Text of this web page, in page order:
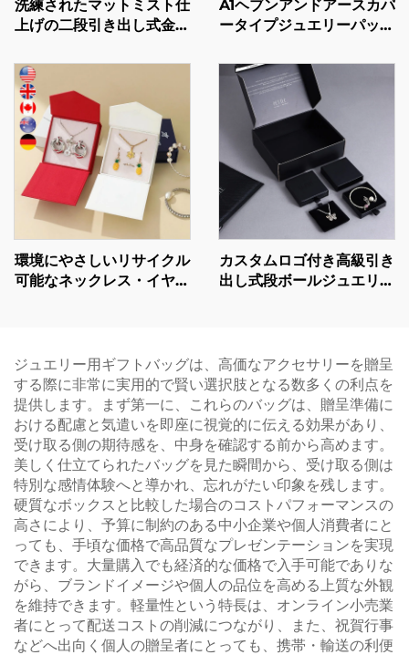
洗練されたマットミスト仕
上げの二段引き出し式金庫
ブランドサイン入りジュエ
リーブランド向け先進的ア
イデンティティボックス
A1ヘブンアンドアースカバ
ータイプジュエリーパッケ
クレス用）｜カスタムサイ
ズ・形状対応｜アートペー
パー／段ボール素材｜スポ
ット卸売
環境にやさしいリサイクル
可能なネックレス・イヤリ
ル製ジュエリーケース。ギ
フト・小売向け、即納可
能。
カスタムロゴ付き高級引き
出し式段ボールジュエリー
ット用パッケージ
ジュエリー用ギフトバッグは、高価なアクセサリーを贈呈
する際に非常に実用的で賢い選択肢となる数多くの利点を
提供します。まず第一に、これらのバッグは、贈呈準備に
おける配慮と気遣いを即座に視覚的に伝える効果があり、
受け取る側の期待感を、中身を確認する前から高めます。
美しく仕立てられたバッグを見た瞬間から、受け取る側は
特別な感情体験へと導かれ、忘れがたい印象を残します。
硬質なボックスと比較した場合のコストパフォーマンスの
高さにより、予算に制約のある中小企業や個人消費者にと
っても、手頃な価格で高品質なプレゼンテーションを実現
できます。大量購入でも経済的な価格で入手可能でありな
がら、ブランドイメージや個人の品位を高める上質な外観
を維持できます。軽量性という特長は、オンライン小売業
者にとって配送コストの削減につながり、また、祝賀行事
などへ出向く個人の贈呈者にとっても、携帯・輸送の利便